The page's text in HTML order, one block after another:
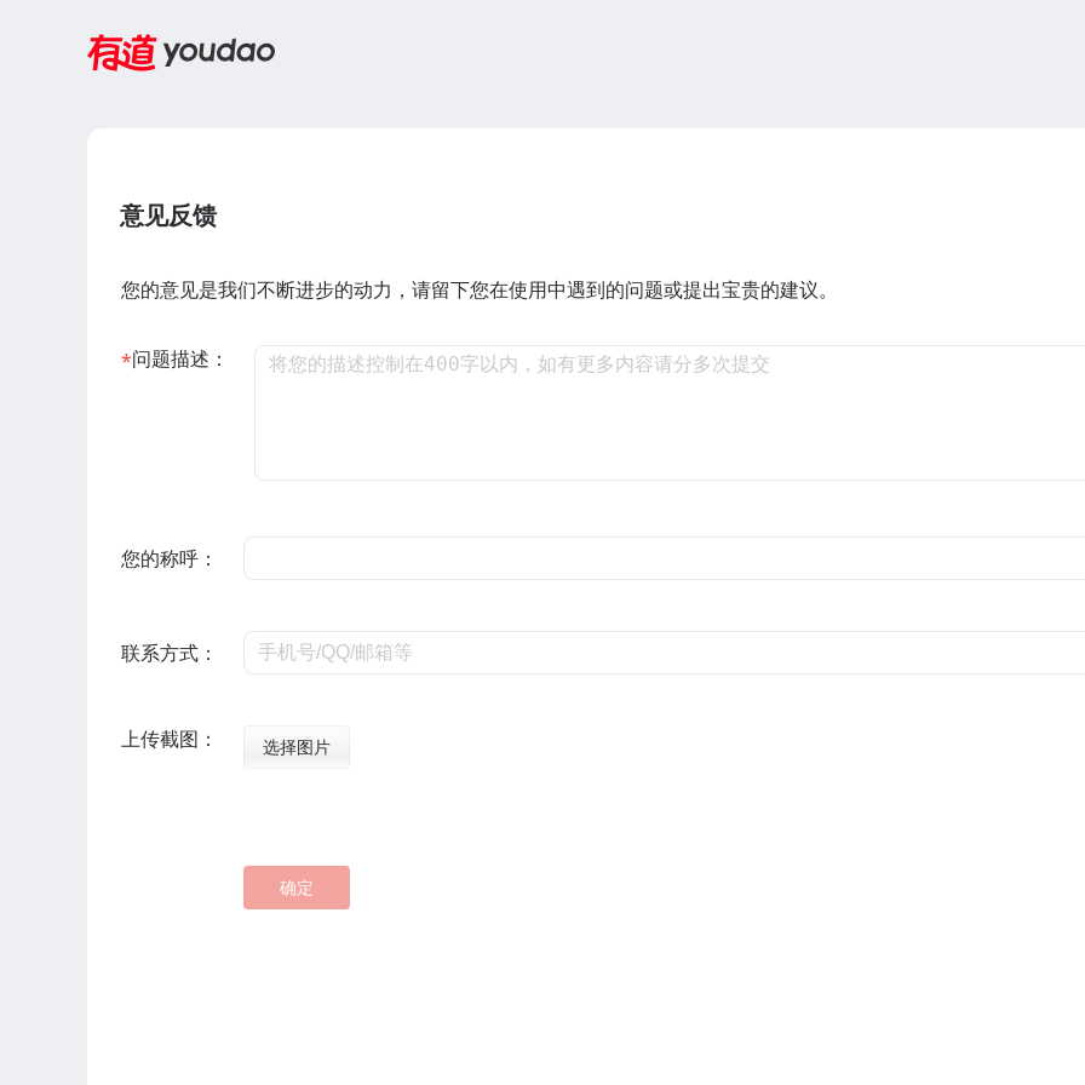
意见反馈
您的意见是我们不断进步的动力，请留下您在使用中遇到的问题或提出宝贵的建议。
问题描述：
您的称呼：
联系方式：
上传截图： 选择图片
确定